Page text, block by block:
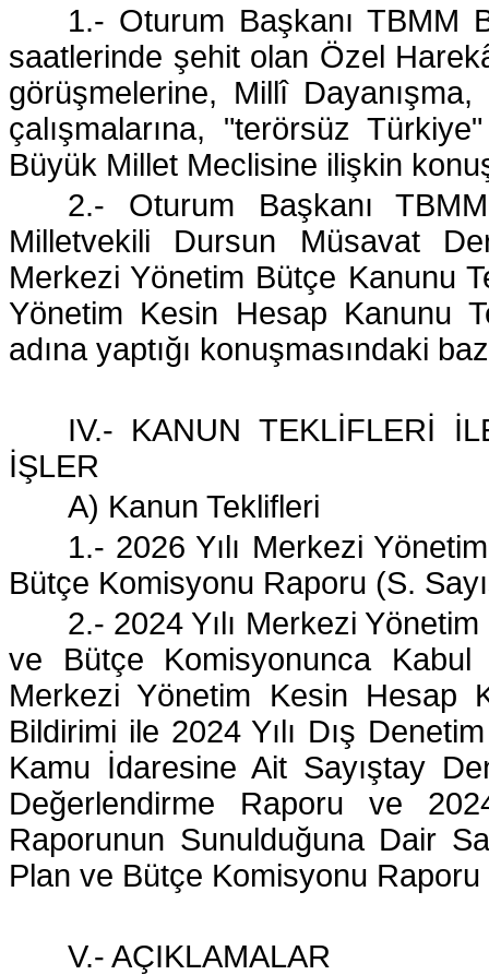
1.- Oturum Başkanı TBMM
saatlerinde şehit olan Özel
görüşmelerine, Millî
çalışmalarına, "terörsüz
Büyük Millet Meclisine ilişkin
2.- Oturum Başkanı
Milletvekili Dursun Müsavat
Merkezi Yönetim Bütçe Kanunu
Yönetim Kesin Hesap Kanunu
adına yaptığı konuşmasındaki
IV.- KANUN TEKLİFLERİ
İŞLER
A) Kanun Teklifleri
1.- 2026 Yılı Merkezi
Bütçe Komisyonu Raporu (S.
2.- 2024 Yılı Merkezi
ve Bütçe Komisyonunca
Merkezi Yönetim Kesin Hesap
Bildirimi ile 2024 Yılı Dış
Kamu İdaresine Ait Sayıştay
Değerlendirme Raporu ve
Raporunun Sunulduğuna Dair
Plan ve Bütçe Komisyonu Raporu
V.- AÇIKLAMALAR